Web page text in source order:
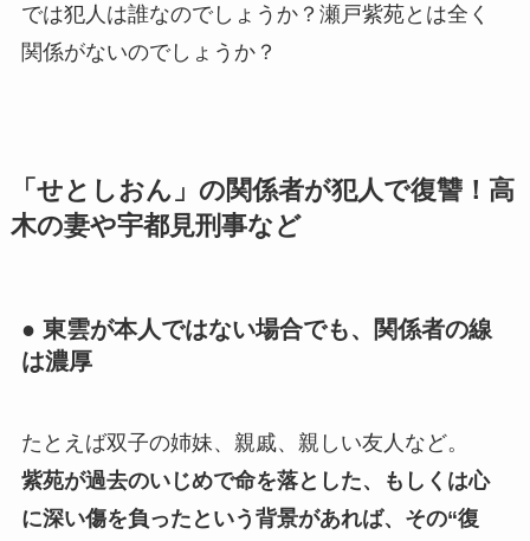
では犯人は誰なのでしょうか？瀬戸紫苑とは全く
関係がないのでしょうか？
「せとしおん」の関係者が犯人で復讐！高
木の妻や宇都見刑事など
● 東雲が本人ではない場合でも、関係者の線
は濃厚
たとえば双子の姉妹、親戚、親しい友人など。
紫苑が過去のいじめで命を落とした、もしくは心
に深い傷を負ったという背景があれば、その“復